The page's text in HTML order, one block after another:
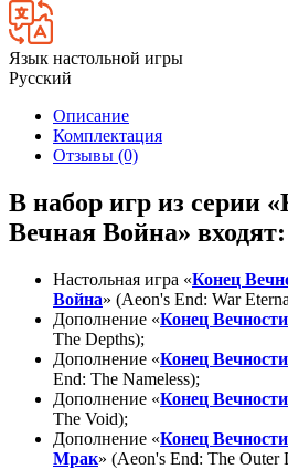
Язык настольной игры
Русский
Описание
Комплектация
Отзывы (0)
В набор игр из серии
Вечная Война» входят:
Настольная игра «Конец
Война» (Aeon's End: War
Дополнение «Конец
The Depths);
Дополнение «Конец
End: The Nameless);
Дополнение «Конец
The Void);
Дополнение «Конец
Мрак» (Aeon's End: The Outer